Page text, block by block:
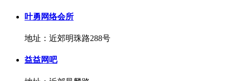
叶勇网络会所
地址：近郊明珠路288号
益益网吧